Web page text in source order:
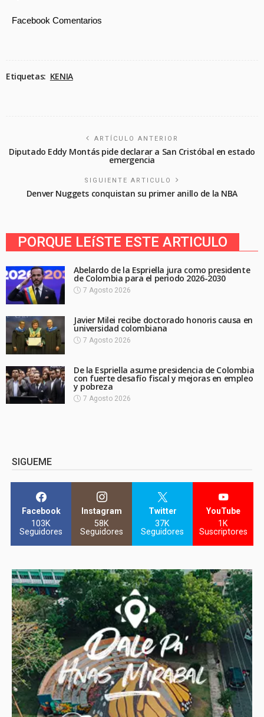
Facebook Comentarios
Etiquetas: KENIA
ARTÍCULO ANTERIOR
Diputado Eddy Montás pide declarar a San Cristóbal en estado
emergencia
SIGUIENTE ARTICULO
Denver Nuggets conquistan su primer anillo de la NBA
PORQUE LEíSTE ESTE ARTICULO
Abelardo de la Espriella jura como presidente
de Colombia para el periodo 2026-2030
7 Agosto 2026
Javier Milei recibe doctorado honoris causa en
universidad colombiana
7 Agosto 2026
De la Espriella asume presidencia de Colombia
con fuerte desafío fiscal y mejoras en empleo
y pobreza
7 Agosto 2026
SIGUEME
Facebook
103K
Seguidores
Instagram
58K
Seguidores
Twitter
37K
Seguidores
YouTube
1K
Suscriptores